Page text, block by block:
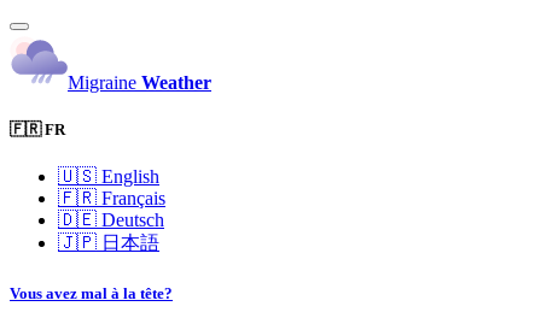
Migraine Weather
🇫🇷 FR
🇺🇸 English
🇫🇷 Français
🇩🇪 Deutsch
🇯🇵 日本語
Vous avez mal à la tête?